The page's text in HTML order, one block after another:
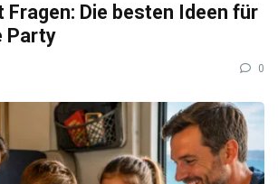
Fragen: Die besten Ideen für
Party
0